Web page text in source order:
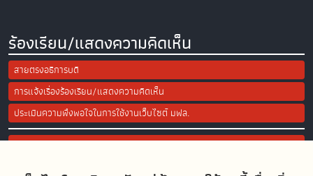
ร้องเรียน/แสดงความคิดเห็น
สายตรงอธิการบดี
การแจ้งเรื่องร้องเรียน/แสดงความคิดเห็น
ประเมินความพึงพอใจในการใช้งานเว็บไซต์ มฟล.
Site Map